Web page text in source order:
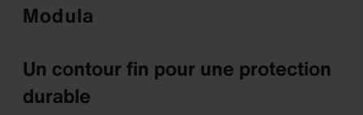
Modula
Un contour fin pour une protection
durable